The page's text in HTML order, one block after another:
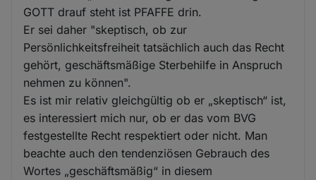
GOTT drauf steht ist PFAFFE drin.
Er sei daher "skeptisch, ob zur
Persönlichkeitsfreiheit tatsächlich auch das Recht
gehört, geschäftsmäßige Sterbehilfe in Anspruch
nehmen zu können".
Es ist mir relativ gleichgültig ob er „skeptisch“ ist,
es interessiert mich nur, ob er das vom BVG
festgestellte Recht respektiert oder nicht. Man
beachte auch den tendenziösen Gebrauch des
Wortes „geschäftsmäßig“ in diesem